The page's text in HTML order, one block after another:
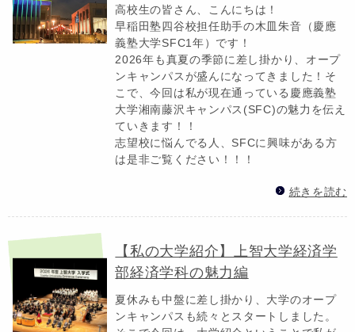
高校生の皆さん、こんにちは！
早稲田塾四谷校担任助手の木皿朱音（慶應
義塾大学SFC1年）です！
2026年も真夏の季節に差し掛かり、オープ
ンキャンパスが盛んになってきました！そ
こで、今回は私が現在通っている慶應義塾
大学湘南藤沢キャンパス(SFC)の魅力を伝え
ていきます！！
志望校に悩んでる人、SFCに興味がある方
は是非ご覧ください！！！
続きを読む
【私の大学紹介】上智大学経済学
部経済学科の魅力編
夏休みも中盤に差し掛かり、大学のオープ
ンキャンパスも続々とスタートしました。